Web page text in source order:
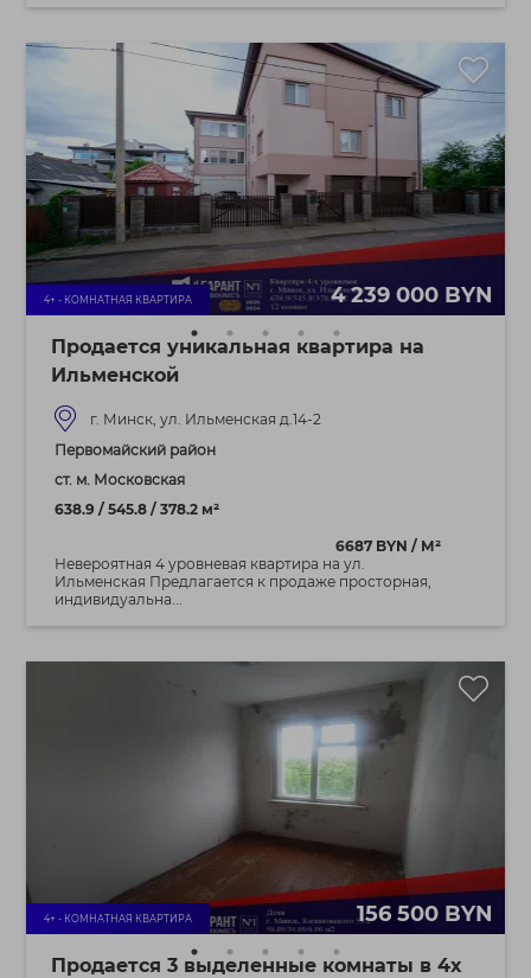
4+ - КОМНАТНАЯ КВАРТИРА 4 239 000 BYN
Продается уникальная квартира на
Ильменской
г. Минск, ул. Ильменская д.14-2
Первомайский район
ст. м. Московская
638.9 / 545.8 / 378.2 м²
6687 BYN / М²
Невероятная 4 уровневая квартира на ул.
Ильменская Предлагается к продаже просторная,
индивидуальна...
4+ - КОМНАТНАЯ КВАРТИРА 156 500 BYN
Продается 3 выделенные комнаты в 4х